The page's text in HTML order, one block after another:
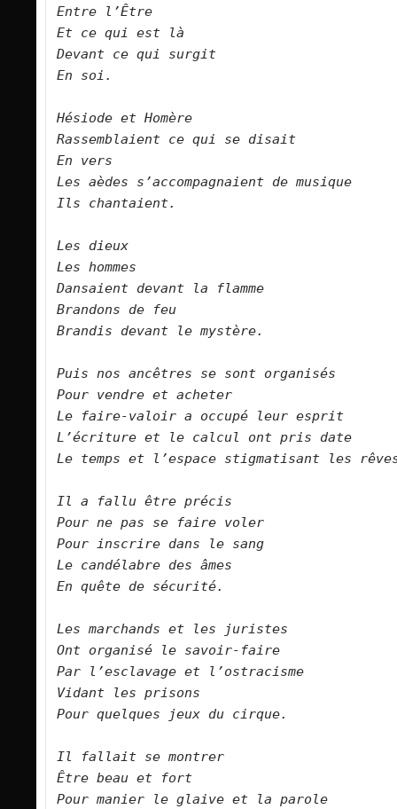
Entre l’Être
Et ce qui est là
Devant ce qui surgit
En soi.
Hésiode et Homère
Rassemblaient ce qui se disait
En vers
Les aèdes s’accompagnaient de musique
Ils chantaient.
Les dieux
Les hommes
Dansaient devant la flamme
Brandons de feu
Brandis devant le mystère.
Puis nos ancêtres se sont organisés
Pour vendre et acheter
Le faire-valoir a occupé leur esprit
L’écriture et le calcul ont pris date
Le temps et l’espace stigmatisant les
Il a fallu être précis
Pour ne pas se faire voler
Pour inscrire dans le sang
Le candélabre des âmes
En quête de sécurité.
Les marchands et les juristes
Ont organisé le savoir-faire
Par l’esclavage et l’ostracisme
Vidant les prisons
Pour quelques jeux du cirque.
Il fallait se montrer
Être beau et fort
Pour manier le glaive et la parole